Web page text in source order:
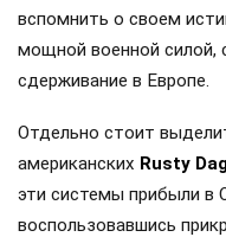
вспомнить о своем
мощной военной силой,
сдерживание в Европе.
Отдельно стоит
американских Rusty
эти системы прибыли в
воспользовавшись